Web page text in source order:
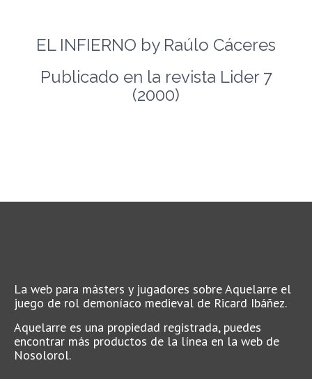
EL INFIERNO by Raúlo Cáceres
Publicado en la revista Lider 7
(2000)
La web para másters y jugadores sobre Aquelarre el
juego de rol demoníaco medieval de Ricard Ibáñez.
Aquelarre es una propiedad registrada, puedes
encontrar más productos de la línea en la web de
Nosolorol.